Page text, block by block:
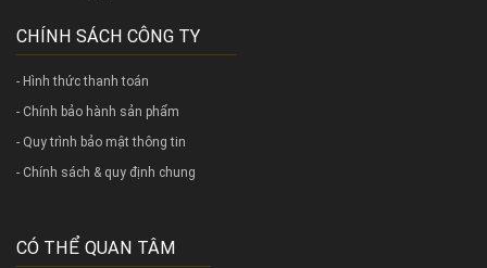
CHÍNH SÁCH CÔNG TY
- Hình thức thanh toán
- Chính bảo hành sản phẩm
- Quy trình bảo mật thông tin
- Chính sách & quy định chung
CÓ THỂ QUAN TÂM